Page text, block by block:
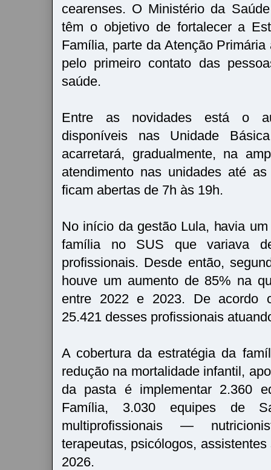
cearenses. O Ministério da
têm o objetivo de fortalecer a
Família, parte da Atenção
pelo primeiro contato das
saúde.
Entre as novidades está o
disponíveis nas Unidade
acarretará, gradualmente, na
atendimento nas unidades até
ficam abertas de 7h às 19h.
No início da gestão Lula, havia
família no SUS que variava
profissionais. Desde então,
houve um aumento de 85% na
entre 2022 e 2023. De acordo
25.421 desses profissionais
A cobertura da estratégia da
redução na mortalidade infantil,
da pasta é implementar 2.360
Família, 3.030 equipes de
multiprofissionais —
terapeutas, psicólogos,
2026.